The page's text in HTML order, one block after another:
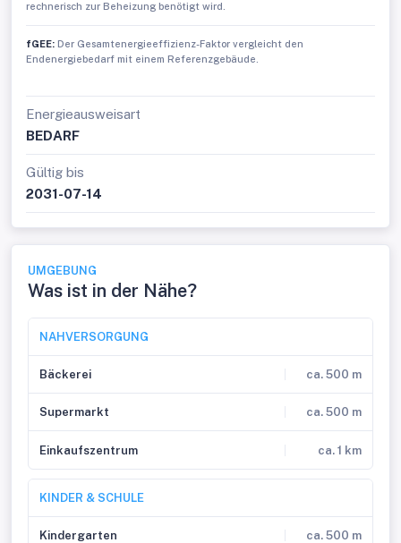
rechnerisch zur Beheizung benötigt wird.
fGEE: Der Gesamtenergieeffizienz-Faktor vergleicht den
Endenergiebedarf mit einem Referenzgebäude.
Energieausweisart
BEDARF
Gültig bis
2031-07-14
UMGEBUNG
Was ist in der Nähe?
NAHVERSORGUNG
Bäckerei ca. 500 m
Supermarkt ca. 500 m
Einkaufszentrum ca. 1 km
KINDER & SCHULE
Kindergarten ca. 500 m